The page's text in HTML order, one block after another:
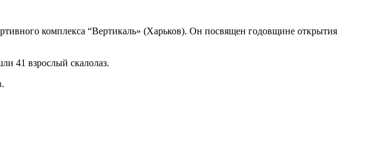
комплекса “Вертикаль» (Харьков). Он посвящен годовщине открытия
41 взрослый скалолаз.